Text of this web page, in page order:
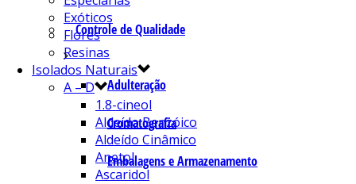
Controle de Qualidade
Adulteração
Cromatografia
Embalagens e Armazenamento
Exóticos
Flores
Resinas
Isolados Naturais
A – D
1.8-cineol
Aldeído Benzóico
Aldeído Cinâmico
Anetol
Ascaridol